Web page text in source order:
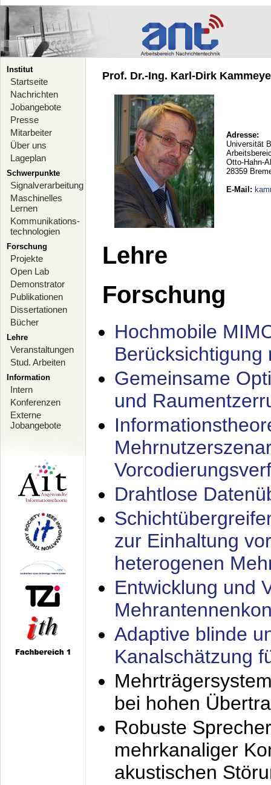
Institut
Startseite
Nachrichten
Jobangebote
Presse
Mitarbeiter
Über uns
Lageplan
Schwerpunkte
Signalverarbeitung
Maschinelles
Lernen
Kommunikations-
technologien
Forschung
Projekte
Open Lab
Demonstrator
Publikationen
Dissertationen
Bücher
Lehre
Veranstaltungen
Stud. Arbeiten
Information
Intern
Konferenzen
Externe
Jobangebote
Prof. Dr.-Ing. Karl-Dirk
Adresse:
Universität
Otto-Hahn-
28359
E-Mail :
Lehre
Forschung
Hochmobile
Berücksichtigung
Gemeinsame
und
Drahtlose
zur Einhaltung
heterogenen
Entwicklung und
Adaptive blinde
Kanalschätzung
bei hohen
Robuste
mehrkanaliger
akustischen